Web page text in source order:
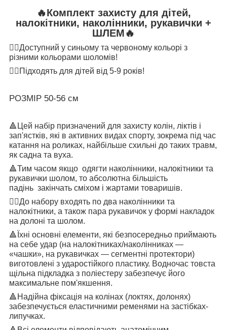
🔥Комплект захисту для дітей,
налокітники, наколінники, рукавички +
ШЛЕМ🔥
👉🏻Доступний у синьому та червоному кольорі з
різними кольорами шоломів!
👉🏻 Підходять для дітей від 5-9 років!
РОЗМІР 50-56 см
🔺 Цей набір призначений для захисту колін, ліктів і
зап'ястків, які в активних видах спорту, зокрема під час
катання на роликах, найбільше схильні до таких травм,
як садна та вуха.
🔺Тим часом якщо одягти наколінники, налокітники та
рукавички шолом, то абсолютна більшість
падінь закінчать сміхом і жартами товаришів.
👉🏻До набору входять по два наколінники та
налокітники, а також пара рукавичок у формі накладок
на долоні та шолом.
🔺 Їхні основні елементи, які безпосередньо приймають
на себе удар (на налокітниках/наколінниках —
«чашки», на рукавичках — сегментні протектори)
виготовлені з ударостійкого пластику. Водночас товста
щільна підкладка з поліестеру забезпечує його
максимальне пом'якшення.
🔺 Надійна фіксація на колінах (локтях, долонях)
забезпечується еластичними ременями на застібках-
липучках.